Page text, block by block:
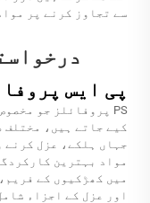
سے تجاوز کرنے پر
پی ایس
کیے جاتے ہیں، مختلف
جہاں ہلکے، عزل کرنے
مواد بہترین
میں کھڑکیوں کے